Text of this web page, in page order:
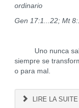
ordinario
Gen 17:1...22; Mt
Uno nunca sale
siempre se
o para mal.
LIRE LA